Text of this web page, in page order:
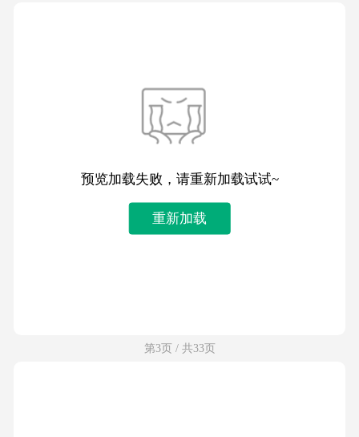
预览加载失败，请重新加载试试~
重新加载
第3页 / 共33页